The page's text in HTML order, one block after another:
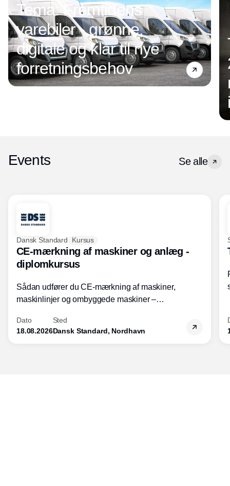
Tema: Fremtidens
varebiler - grønne,
digitale og klar til nye
forretningsbehov
Events Se alle
Dansk Standard Kursus
CE-mærkning af maskiner og anlæg -
diplomkursus
Sådan udfører du CE-mærkning af maskiner,
maskinlinjer og ombyggede maskiner –
Dato
18.08.2026
Sted
Dansk Standard, Nordhavn